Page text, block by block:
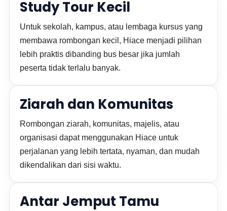
Study Tour Kecil
Untuk sekolah, kampus, atau lembaga kursus yang
membawa rombongan kecil, Hiace menjadi pilihan
lebih praktis dibanding bus besar jika jumlah
peserta tidak terlalu banyak.
Ziarah dan Komunitas
Rombongan ziarah, komunitas, majelis, atau
organisasi dapat menggunakan Hiace untuk
perjalanan yang lebih tertata, nyaman, dan mudah
dikendalikan dari sisi waktu.
Antar Jemput Tamu